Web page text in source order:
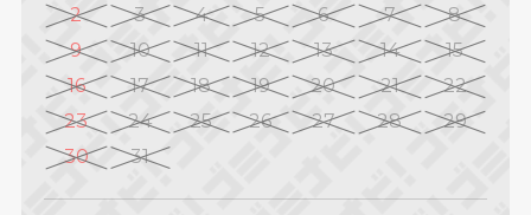
2
3 4 5 6 7
8
9
10 11 12 13 14
15
16
17 18 19 20 21
22
23
24 25 26 27 28
29
30
31